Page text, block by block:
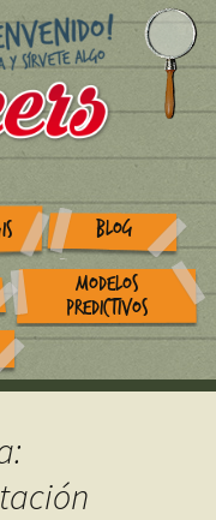
BLOG
MODELOS
PREDICTIVOS